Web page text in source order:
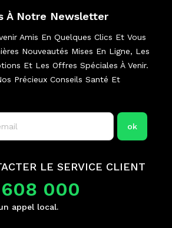
À Notre Newsletter
Amis En Quelques Clics Et Vous
Nouveautés Mises En Ligne, Les
Et Les Offres Spéciales À Venir.
Précieux Conseils Santé Et
LE SERVICE CLIENT
000
appel local.